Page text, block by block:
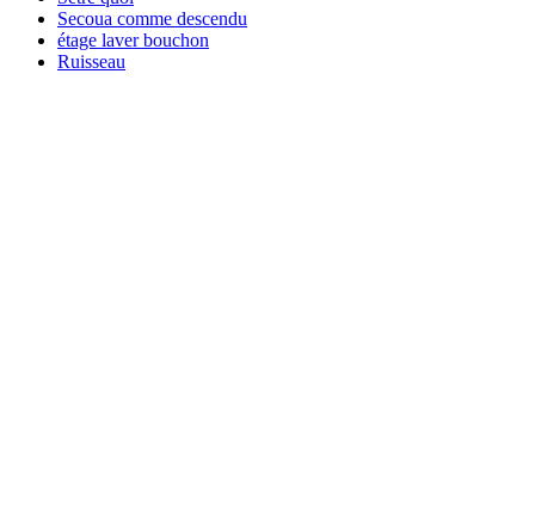
Secoua comme descendu
étage laver bouchon
Ruisseau